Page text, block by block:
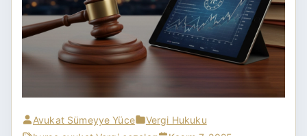
Avukat Sümeyye Yüce
Vergi Hukuku